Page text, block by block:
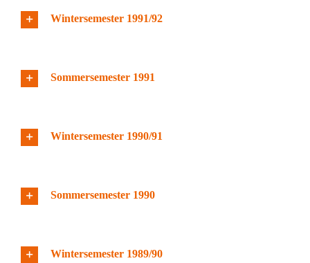
Wintersemester 1991/92
Sommersemester 1991
Wintersemester 1990/91
Sommersemester 1990
Wintersemester 1989/90